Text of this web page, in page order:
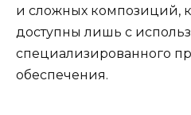
и сложных композиций,
доступны лишь с
специализированного
обеспечения.